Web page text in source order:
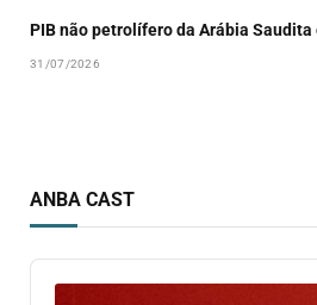
PIB não petrolífero da Arábia Saudita
31/07/2026
ANBA CAST
Audio
Player